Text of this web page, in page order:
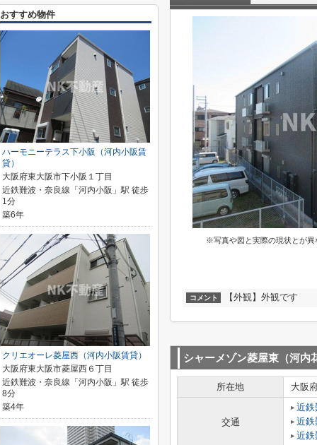
※写真や図と実際の現状とが異
コメント 【外観】外観です
シャーメゾン菱屋東（河内
所在地 大阪
交通
近鉄
近鉄
近鉄
おすすめ物件
ハーモニーテラス下小阪（河内小阪賃
貸）
大阪府東大阪市下小阪１丁目
近鉄難波・奈良線「河内小阪」駅 徒歩
1分
築6年
クリエオーレ菱屋西（河内小阪賃貸）
大阪府東大阪市菱屋西６丁目
近鉄難波・奈良線「河内小阪」駅 徒歩
8分
築4年